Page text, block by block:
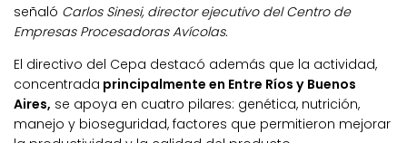
señaló Carlos Sinesi, director ejecutivo del Centro de
Empresas Procesadoras Avícolas.
El directivo del Cepa destacó además que la actividad,
concentrada principalmente en Entre Ríos y Buenos
Aires, se apoya en cuatro pilares: genética, nutrición,
manejo y bioseguridad, factores que permitieron mejorar